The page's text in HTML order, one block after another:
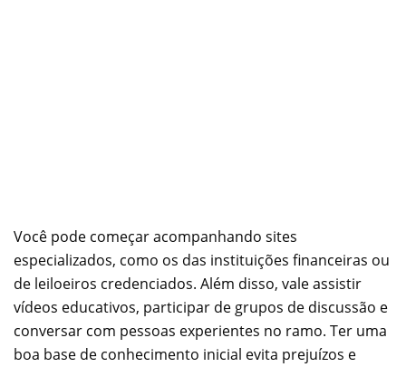
Você pode começar acompanhando sites
especializados, como os das instituições financeiras ou
de leiloeiros credenciados. Além disso, vale assistir
vídeos educativos, participar de grupos de discussão e
conversar com pessoas experientes no ramo. Ter uma
boa base de conhecimento inicial evita prejuízos e